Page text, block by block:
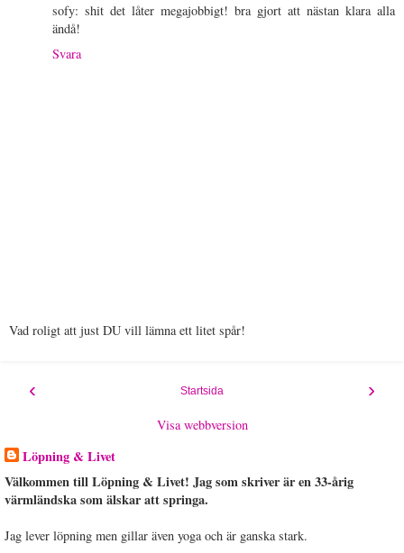
sofy: shit det låter megajobbigt! bra gjort att nästan klara alla
ändå!
Svara
Vad roligt att just DU vill lämna ett litet spår!
‹ ›
Startsida
Visa webbversion
Löpning & Livet
Välkommen till Löpning & Livet! Jag som skriver är en 33-årig
värmländska som älskar att springa.
Jag lever löpning men gillar även yoga och är ganska stark.